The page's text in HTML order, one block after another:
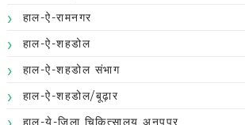
हाल-ऐ-रामनगर
हाल-ऐ-शहडोल
हाल-ऐ-शहडोल संभाग
हाल-ऐ-शहडोल/बूढ़ार
हाल-ये-जिला चिकित्सालय अनूपपुर